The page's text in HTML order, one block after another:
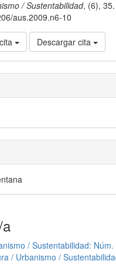
/ Sustentabilidad, (6), 35.
aus.2009.n6-10
Descargar cita
/ Sustentabilidad:
/ Urbanismo /